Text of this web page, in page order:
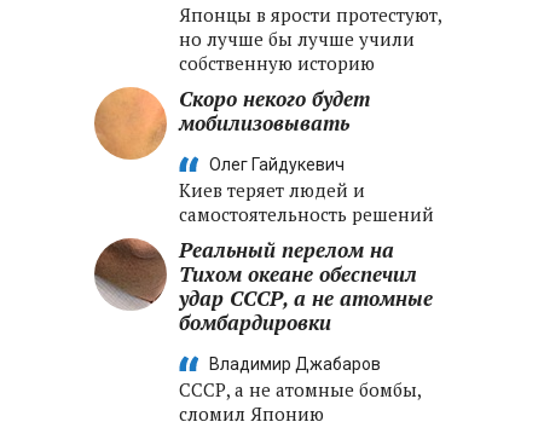
Японцы в ярости протестуют,
но лучше бы лучше учили
собственную историю
Скоро некого будет
мобилизовывать
Олег Гайдукевич
Киев теряет людей и
самостоятельность решений
Реальный перелом на
Тихом океане обеспечил
удар СССР, а не атомные
бомбардировки
Владимир Джабаров
СССР, а не атомные бомбы,
сломил Японию